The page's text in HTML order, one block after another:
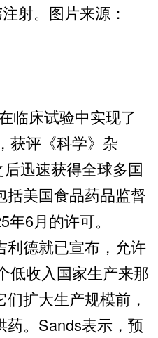
射。图片来源：
床试验中实现了
获评《科学》杂
后迅速获得全球多国
括美国食品药品监督
6月的许可。
德就已宣布，允许
低收入国家生产来那
扩大生产规模前，
药。Sands表示，预